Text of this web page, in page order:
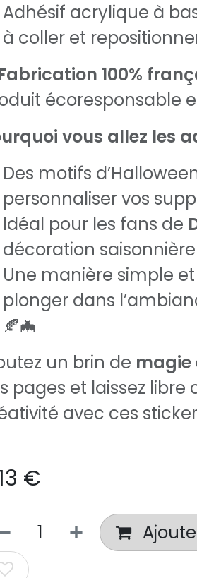
Adhésif acrylique à
à coller et
100%
écoresponsable
vous allez les
Des motifs
personnaliser vos
Idéal pour les fans de
décoration saisonnière
Une manière simple
plonger dans
🍂🦇
un brin de
pages et laissez libre
avec ces
€